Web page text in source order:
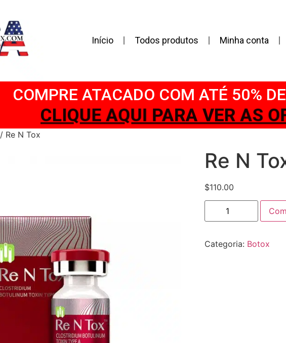
Início Todos produtos Minha conta
COMPRE ATACADO COM ATÉ 50%
CLIQUE AQUI PARA VER AS
/ Re N Tox
Re N
$110.00
Categoria: Botox